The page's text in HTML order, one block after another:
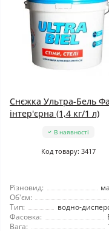
Снєжка Ультра-Бель
інтер'єрна (1,4 кг/1 л)
В наявності
Код товару: 3417
Різновид:
Об'єм:
Тип:
водно-
Фасовка:
Вага: